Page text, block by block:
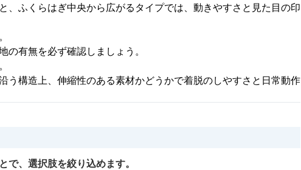
、ふくらはぎ中央から広がるタイプでは、動きやすさと見た目の印
有無を必ず確認しましょう。
う構造上、伸縮性のある素材かどうかで着脱のしやすさと日常動作
、選択肢を絞り込めます。